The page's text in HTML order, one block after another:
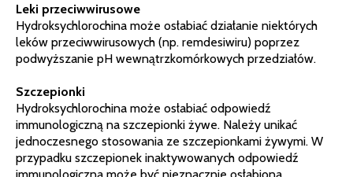
Leki przeciwwirusowe
Hydroksychlorochina może osłabiać działanie niektórych
leków przeciwwirusowych (np. remdesiwiru) poprzez
podwyższanie pH wewnątrzkomórkowych przedziałów.
Szczepionki
Hydroksychlorochina może osłabiać odpowiedź
immunologiczną na szczepionki żywe. Należy unikać
jednoczesnego stosowania ze szczepionkami żywymi. W
przypadku szczepionek inaktywowanych odpowiedź
immunologiczna może być nieznacznie osłabiona.